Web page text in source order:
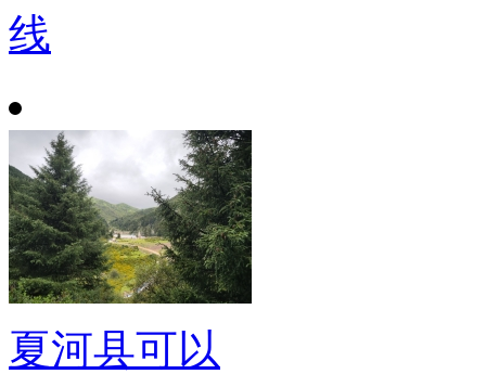
线
夏河县可以